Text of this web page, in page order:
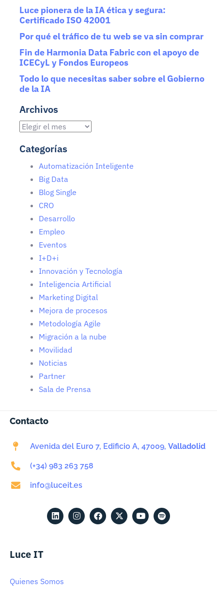
Luce pionera de la IA ética y segura:
Certificado ISO 42001
Por qué el tráfico de tu web se va sin comprar
Fin de Harmonia Data Fabric con el apoyo de
ICECyL y Fondos Europeos
Todo lo que necesitas saber sobre el Gobierno
de la IA
Archivos
Categorías
Automatización Inteligente
Big Data
Blog Single
CRO
Desarrollo
Empleo
Eventos
I+D+i
Innovación y Tecnología
Inteligencia Artificial
Marketing Digital
Mejora de procesos
Metodología Agile
Migración a la nube
Movilidad
Noticias
Partner
Sala de Prensa
Contacto
Avenida del Euro 7, Edificio A, 47009, Valladolid
(+34) 983 263 758
info@luceit.es
Luce IT
Quienes Somos